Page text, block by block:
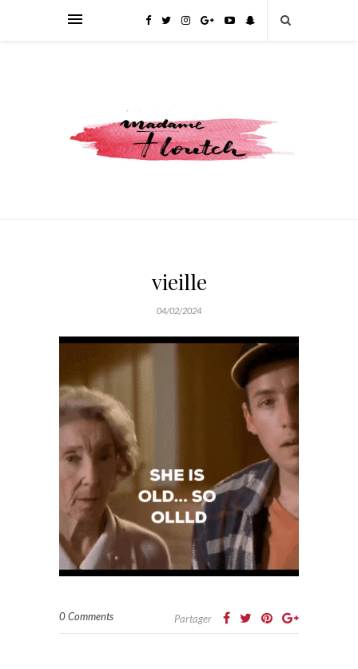
vieille
04/02/2024
0 Comments Partager